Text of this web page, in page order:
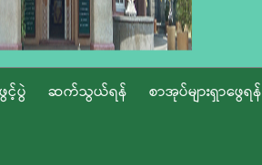
ပွဲ ဆက်သွယ်ရန် စာအုပ်များရှာဖွေရန်